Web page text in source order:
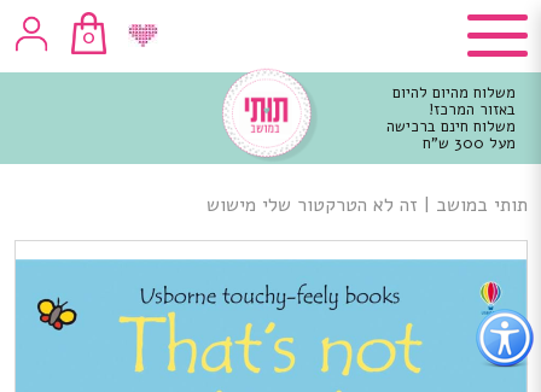
כפתור
לפתיחת
תפריט
נגישות
0
משלוח מהיום להיום
באזור המרכז!
משלוח חינם ברכישה
מעל 300 ש"ח
מרכזי
תותי במושב | זה לא הטרקטור שלי מישוש